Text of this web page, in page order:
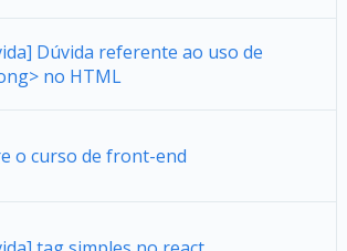
Dúvida referente ao uso de
no HTML
o curso de front-end